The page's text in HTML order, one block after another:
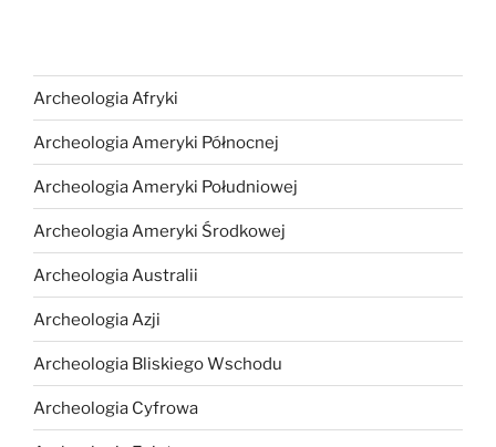
Archeologia Afryki
Archeologia Ameryki Północnej
Archeologia Ameryki Południowej
Archeologia Ameryki Środkowej
Archeologia Australii
Archeologia Azji
Archeologia Bliskiego Wschodu
Archeologia Cyfrowa